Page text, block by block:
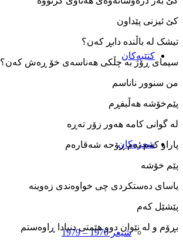
کتێبەکان
شعرەکان
شیعر 1970 – 1979
کێ ئیزنی پێداون
تیشک له ‌باڵنده ‌دابڕ که‌ن؟
سیمای ڕۆژ به ‌چڵکی هه‌ناسه‌ی خۆ ڕە‌ش که‌ن؟
من سنوور ناناسم
پێم‌خۆشه‌ هه‌ڵبفڕم
له‌ گوانی کامه هه‌ور زۆر ته‌ڕە‌
پاراو که‌م ئه‌م ڕۆحه ‌شه‌قاره‌م
پێم خۆشه
یاسای ده‌ستکردی چی خواوه‌ندی زه‌وینه
پێشێل که‌م
بڕۆم و له ‌نێوان دوو هێمتی دنیادا ڕاوه‌ستم